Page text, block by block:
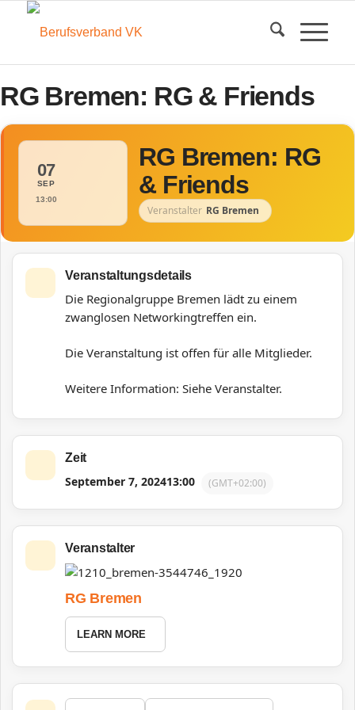
RG Bremen: RG & Friends
07
SEP
13:00
RG Bremen: RG
& Friends
Veranstalter RG Bremen
Veranstaltungsdetails
Die Regionalgruppe Bremen lädt zu einem
zwanglosen Networkingtreffen ein.
Die Veranstaltung ist offen für alle Mitglieder.
Weitere Information: Siehe Veranstalter.
Zeit
September 7, 202413:00 (GMT+02:00)
Veranstalter
RG Bremen
LEARN MORE